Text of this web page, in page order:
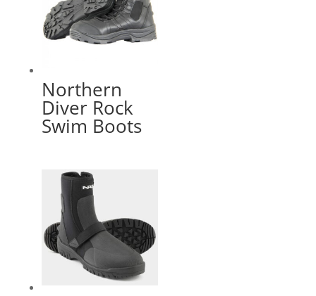
Northern
Diver Rock
Swim Boots